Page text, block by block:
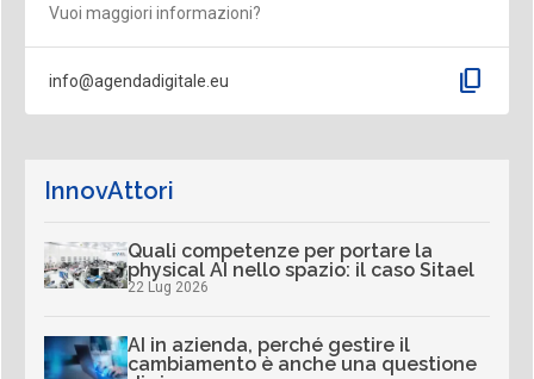
Vuoi maggiori informazioni?
info@agendadigitale.eu content_copy
InnovAttori
Quali competenze per portare la
physical AI nello spazio: il caso Sitael
22 Lug 2026
AI in azienda, perché gestire il
cambiamento è anche una questione